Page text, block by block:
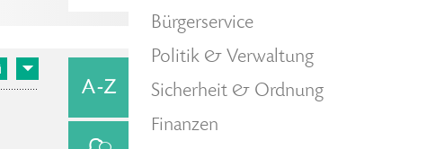
Bürgerservice
Politik & Verwaltung
Sicherheit & Ordnung
Finanzen